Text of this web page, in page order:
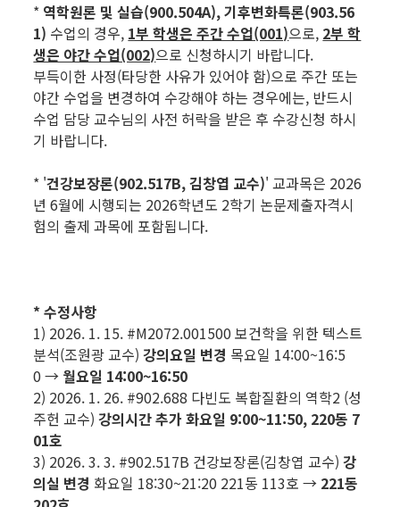
* 역학원론 및 실습(900.504A), 기후변화특론(903.56
1) 수업의 경우, 1부 학생은 주간 수업(001)으로, 2부 학
생은 야간 수업(002)으로 신청하시기 바랍니다.
부득이한 사정(타당한 사유가 있어야 함)으로 주간 또는
야간 수업을 변경하여 수강해야 하는 경우에는, 반드시
수업 담당 교수님의 사전 허락을 받은 후 수강신청 하시
기 바랍니다.
* '건강보장론(902.517B, 김창엽 교수)' 교과목은 2026
년 6월에 시행되는 2026학년도 2학기 논문제출자격시
험의 출제 과목에 포함됩니다.
* 수정사항
1) 2026. 1. 15. #M2072.001500 보건학을 위한 텍스트
분석(조원광 교수) 강의요일 변경 목요일 14:00~16:5
0 → 월요일 14:00~16:50
2) 2026. 1. 26. #902.688 다빈도 복합질환의 역학2 (성
주헌 교수) 강의시간 추가 화요일 9:00~11:50, 220동 7
01호
3) 2026. 3. 3. #902.517B 건강보장론(김창엽 교수) 강
의실 변경 화요일 18:30~21:20 221동 113호 → 221동